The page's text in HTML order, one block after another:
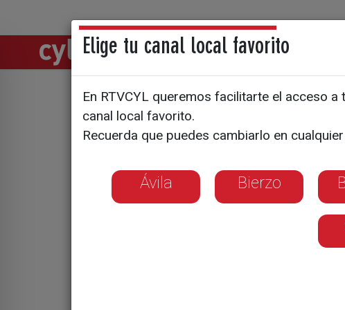
Directos Noticias
Una mina
Elige tu canal local favorito
En RTVCYL queremos facilitarte el acceso
canal local favorito.
Recuerda que puedes cambiarlo en
Ávila Bierzo